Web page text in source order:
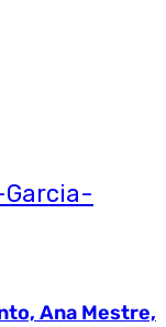
Ana Mestre,